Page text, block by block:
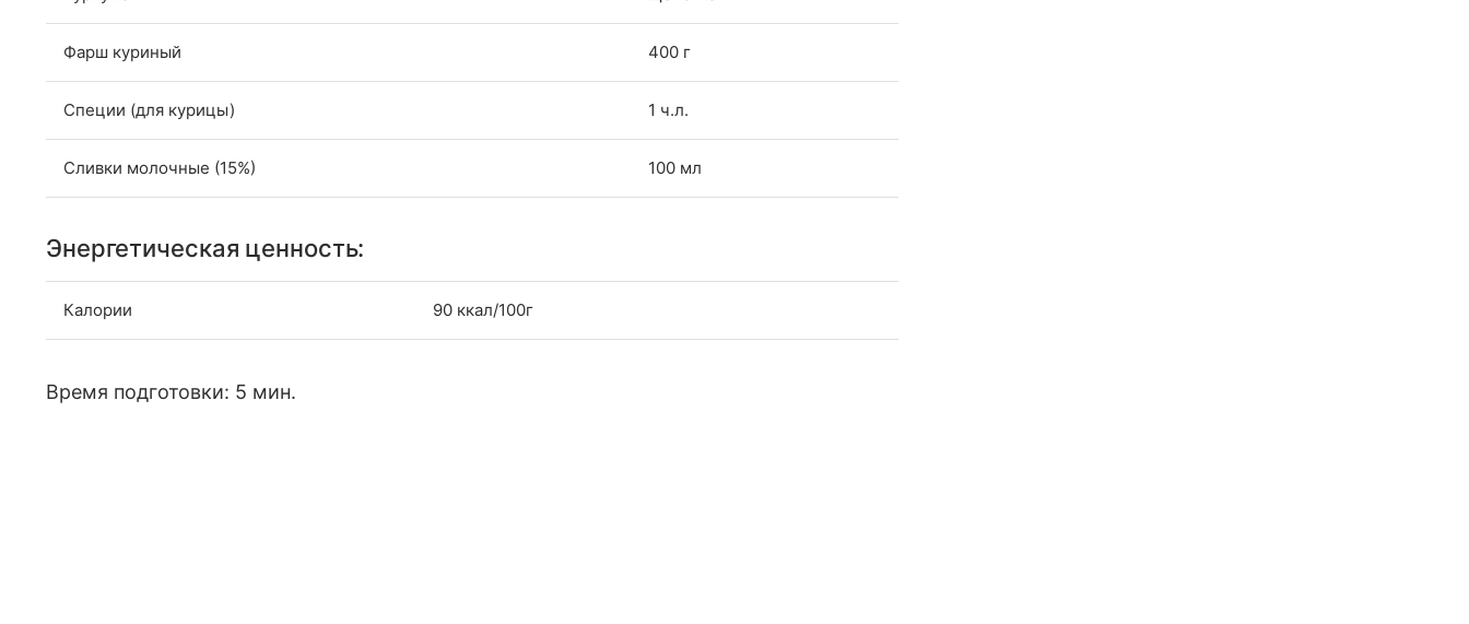
Фарш куриный 400 г
Специи (для курицы) 1 ч.л.
Сливки молочные (15%) 100 мл
Энергетическая ценность:
Калории 90 ккал/100г
Время подготовки: 5 мин.